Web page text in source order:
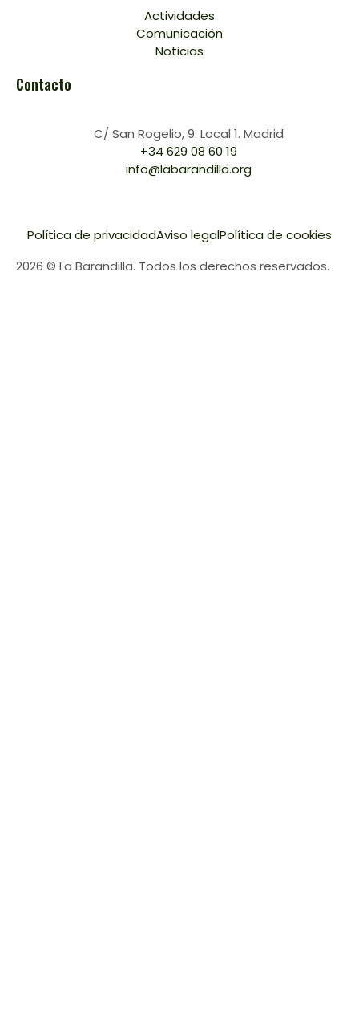
Actividades
Comunicación
Noticias
Contacto
C/ San Rogelio, 9. Local 1. Madrid
+34 629 08 60 19
info@labarandilla.org
2026 © La Barandilla. Todos los derechos reservados.
Política de privacidadAviso legalPolítica de cookies